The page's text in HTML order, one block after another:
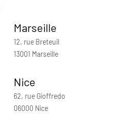
Marseille
12, rue Breteuil
13001 Marseille
Nice
62, rue Gioffredo
06000 Nice